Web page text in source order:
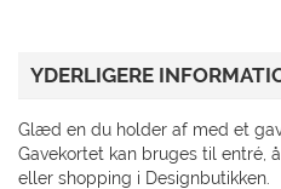
YDERLIGERE
Glæd en du holder af med et
Gavekortet kan bruges til entré,
eller shopping i Designbutikken.